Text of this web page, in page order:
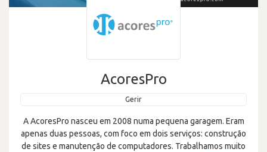
AcoresPro
Gerir
A AcoresPro nasceu em 2008 numa pequena garagem. Eram
apenas duas pessoas, com foco em dois serviços: construção
de sites e manutenção de computadores. Trabalhamos muito